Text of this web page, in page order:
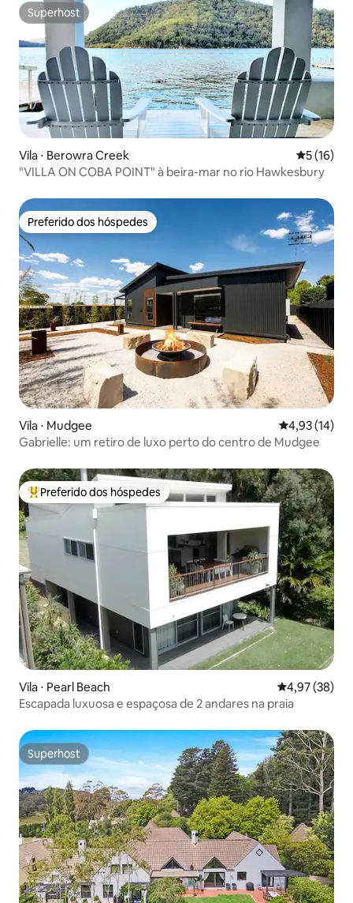
Superhost
Superhost
Vila ⋅ Berowra Creek 5 de uma
5 (16)
"VILLA ON COBA POINT" à beira-mar no rio Hawkesbury
Preferido dos hóspedes
Preferido dos hóspedes
Vila ⋅ Mudgee 4,93 de uma
4,93 (14)
Gabrielle: um retiro de luxo perto do centro de Mudgee
Entre os melhores preferidos dos hóspedes
Preferido dos hóspedes
Vila ⋅ Pearl Beach 4,97 de uma
4,97 (38)
Escapada luxuosa e espaçosa de 2 andares na praia
Superhost
Superhost